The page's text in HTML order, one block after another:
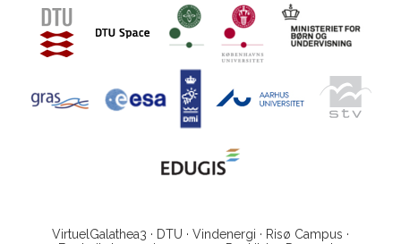
VirtuelGalathea3 · DTU · Vindenergi · Risø Campus ·